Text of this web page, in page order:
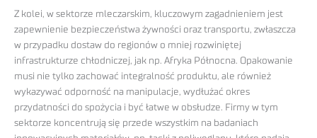
Z kolei, w sektorze mleczarskim, kluczowym zagadnieniem jest
zapewnienie bezpieczeństwa żywności oraz transportu, zwłaszcza
w przypadku dostaw do regionów o mniej rozwiniętej
infrastrukturze chłodniczej, jak np. Afryka Północna. Opakowanie
musi nie tylko zachować integralność produktu, ale również
wykazywać odporność na manipulacje, wydłużać okres
przydatności do spożycia i być łatwe w obsłudze. Firmy w tym
sektorze koncentrują się przede wszystkim na badaniach